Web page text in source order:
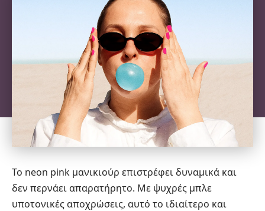
Το neon pink μανικιούρ επιστρέφει δυναμικά και
δεν περνάει απαρατήρητο. Με ψυχρές μπλε
υποτονικές αποχρώσεις, αυτό το ιδιαίτερο και